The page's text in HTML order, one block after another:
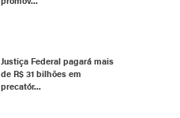
Justiça Federal pagará mais
de R$ 31 bilhões em
precatór...